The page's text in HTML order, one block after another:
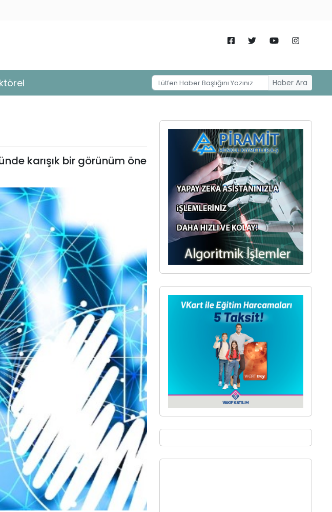
Haber Ara
karışık bir görünüm öne